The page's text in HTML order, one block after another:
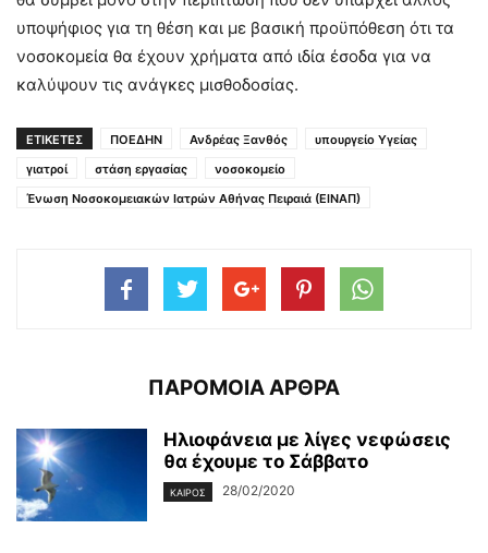
υποψήφιος για τη θέση και με βασική προϋπόθεση ότι τα
νοσοκομεία θα έχουν χρήματα από ιδία έσοδα για να
καλύψουν τις ανάγκες μισθοδοσίας.
ΕΤΙΚΕΤΕΣ ΠΟΕΔΗΝ Ανδρέας Ξανθός
υπουργείο Υγείας
γιατροί
στάση εργασίας
νοσοκομείο
Ένωση Νοσοκομειακών Ιατρών Αθήνας Πειραιά (ΕΙΝΑΠ)
ΠΑΡΟΜΟΙΑ ΑΡΘΡΑ
Ηλιοφάνεια με λίγες νεφώσεις
θα έχουμε το Σάββατο
ΚΑΙΡΌΣ 28/02/2020